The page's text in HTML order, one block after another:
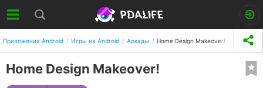
Приложения Android Игры на Android Аркады Home Design Makeover!
Home Design Makeover!